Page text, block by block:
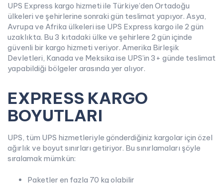
UPS Express kargo hizmeti ile Türkiye’den Ortadoğu
ülkeleri ve şehirlerine sonraki gün teslimat yapıyor. Asya,
Avrupa ve Afrika ülkeleri ise UPS Express kargo ile 2 gün
uzaklıkta. Bu 3 kıtadaki ülke ve şehirlere 2 gün içinde
güvenli bir kargo hizmeti veriyor. Amerika Birleşik
Devletleri, Kanada ve Meksika ise UPS’in 3+ günde teslimat
yapabildiği bölgeler arasında yer alıyor.
EXPRESS KARGO
BOYUTLARI
UPS, tüm UPS hizmetleriyle gönderdiğiniz kargolar için özel
ağırlık ve boyut sınırları getiriyor. Bu sınırlamaları şöyle
sıralamak mümkün:
Paketler en fazla 70 kg olabilir